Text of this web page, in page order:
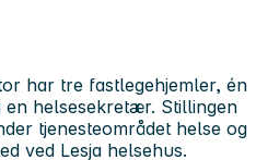
har tre fastlegehjemler, én
helsesekretær. Stillingen
tjenesteområdet helse og
ved Lesja helsehus.